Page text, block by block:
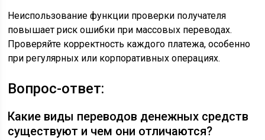
Неиспользование функции проверки получателя
повышает риск ошибки при массовых переводах.
Проверяйте корректность каждого платежа, особенно
при регулярных или корпоративных операциях.
Вопрос-ответ:
Какие виды переводов денежных средств
существуют и чем они отличаются?